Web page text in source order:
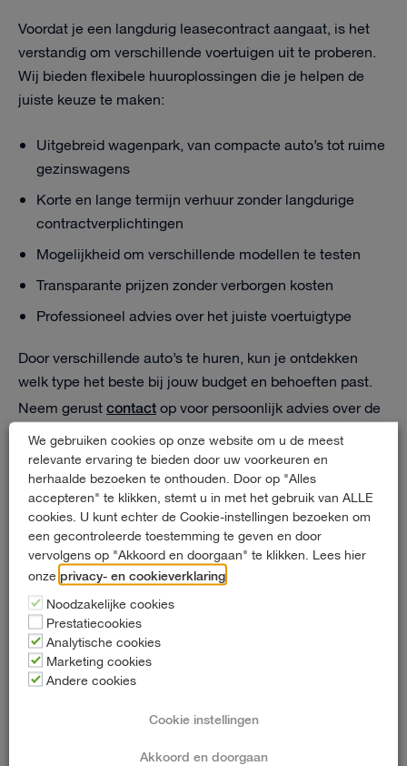
Voordat je een langdurig leasecontract aangaat, is het
verstandig om verschillende voertuigen uit te proberen.
Wij bieden flexibele huuroplossingen die je helpen de
juiste keuze te maken:
Uitgebreid wagenpark, van compacte auto’s tot ruime
gezinswagens
Korte en lange termijn verhuur zonder langdurige
contractverplichtingen
Mogelijkheid om verschillende modellen te testen
Transparante prijzen zonder verborgen kosten
Professioneel advies over het juiste voertuigtype
Door verschillende auto’s te huren, kun je ontdekken
welk type het beste bij jouw budget en behoeften past.
Neem gerustcontactop voor persoonlijk advies over de
beste mobiliteitsoplossing voor jouw situatie.
Contact
Zeppelinstraat 65
2652 XB Berkel en Rodenrijs
010 - 452 03 33
info@hartautoverhuur.nl
Openingstijden
We gebruiken cookies op onze website om u de meest
relevante ervaring te bieden door uw voorkeuren en
herhaalde bezoeken te onthouden. Door op "Alles
accepteren" te klikken, stemt u in met het gebruik van ALLE
cookies. U kunt echter de Cookie-instellingen bezoeken om
een gecontroleerde toestemming te geven en door
vervolgens op "Akkoord en doorgaan" te klikken. Lees hier
onze privacy- en cookieverklaring
Noodzakelijke cookies
Prestatiecookies
Analytische cookies
Marketing cookies
Andere cookies
Cookie instellingen
Akkoord en doorgaan